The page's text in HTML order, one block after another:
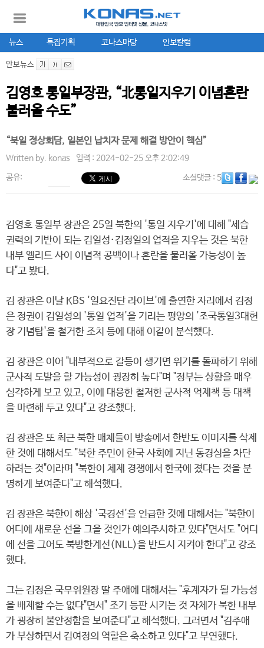
뉴스 특집기획 코나스마당 안보칼럼
안보뉴스
김영호 통일부장관, “北통일지우기 이념혼란
불러올 수도”
“북일 정상회담, 일본인 납치자 문제 해결 방안이 핵심”
Written by. konas 입력 : 2024-02-25 오후 2:02:49
공유: 소셜댓글: 5
김영호 통일부 장관은 25일 북한의 '통일 지우기'에 대해 "세습
권력의 기반이 되는 김일성·김정일의 업적을 지우는 것은 북한
내부 엘리트 사이 이념적 공백이나 혼란을 불러올 가능성이 높
다"고 봤다.
김 장관은 이날 KBS '일요진단 라이브'에 출연한 자리에서 김정
은 정권이 김일성의 '통일 업적'을 기리는 평양의 '조국통일3대헌
장 기념탑'을 철거한 조치 등에 대해 이같이 분석했다.
김 장관은 이어 "내부적으로 갈등이 생기면 위기를 돌파하기 위해
군사적 도발을 할 가능성이 굉장히 높다"며 "정부는 상황을 매우
심각하게 보고 있고, 이에 대응한 철저한 군사적 억제책 등 대책
을 마련해 두고 있다"고 강조했다.
김 장관은 또 최근 북한 매체들이 방송에서 한반도 이미지를 삭제
한 것에 대해서도 "북한 주민이 한국 사회에 지닌 동경심을 차단
하려는 것"이라며 "북한이 체제 경쟁에서 한국에 졌다는 것을 분
명하게 보여준다"고 해석했다.
김 장관은 북한이 해상 '국경선'을 언급한 것에 대해서는 "북한이
어디에 새로운 선을 그을 것인가 예의주시하고 있다"면서도 "어디
에 선을 그어도 북방한계선(NLL)을 반드시 지켜야 한다"고 강조
했다.
그는 김정은 국무위원장 딸 주애에 대해서는 "후계자가 될 가능성
을 배제할 수는 없다"면서" 조기 등판 시키는 것 자체가 북한 내부
가 굉장히 불안정함을 보여준다"고 해석했다. 그러면서 "김주애
가 부상하면서 김여정의 역할은 축소하고 있다"고 부연했다.